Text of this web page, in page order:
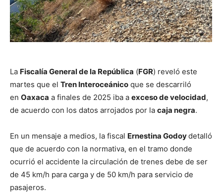
La Fiscalía General de la República (FGR) reveló este
martes que el Tren Interoceánico que se descarriló
en Oaxaca a finales de 2025 iba a exceso de velocidad,
de acuerdo con los datos arrojados por la caja negra.
En un mensaje a medios, la fiscal Ernestina Godoydetalló
que de acuerdo con la normativa, en el tramo donde
ocurrió el accidente la circulación de trenes debe de ser
de 45 km/h para carga y de 50 km/h para servicio de
pasajeros.